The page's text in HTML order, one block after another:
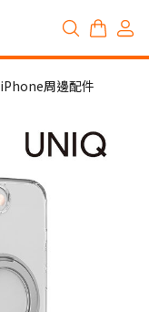
iPhone周邊配件